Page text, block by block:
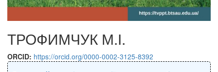
ТРОФИМЧУК М.І.
ORCID: https://orcid.org/0000-0002-3125-8392